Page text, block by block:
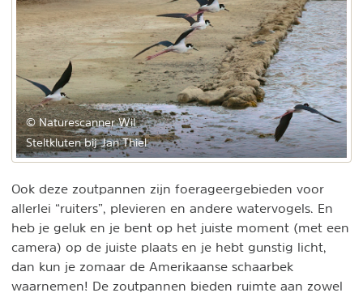
© Naturescanner Wil
Steltkluten bij Jan Thiel
Ook deze zoutpannen zijn foerageergebieden voor
allerlei “ruiters”, plevieren en andere watervogels. En
heb je geluk en je bent op het juiste moment (met een
camera) op de juiste plaats en je hebt gunstig licht,
dan kun je zomaar de Amerikaanse schaarbek
waarnemen! De zoutpannen bieden ruimte aan zowel